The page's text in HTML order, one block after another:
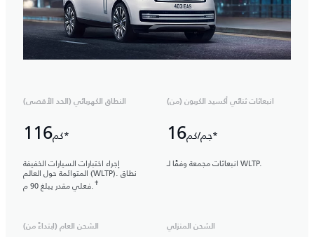
النطاق الكهربائي (الحد الأقصى)
116 كم*
إجراء اختبارات السيارات الخفيفة
المتوائمة حول العالم (WLTP). نطاق
فعلي مقدر يبلغ 90 م.✝
انبعاثات ثنائي أكسيد الكربون (من)
16 جم/كم*
انبعاثات مجمعة وفقًا لـ WLTP.
الشحن العام (ابتداءً من) الشحن المنزلي